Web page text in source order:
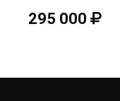
295 000